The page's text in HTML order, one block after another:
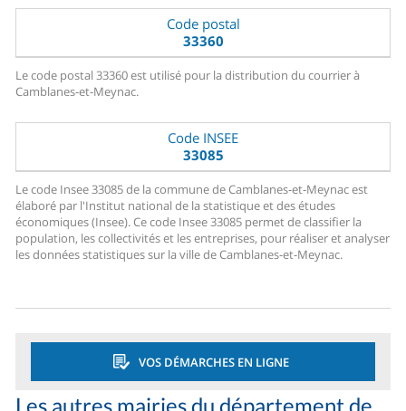
Code postal
33360
Le code postal 33360 est utilisé pour la distribution du courrier à
Camblanes-et-Meynac.
Code INSEE
33085
Le code Insee 33085 de la commune de Camblanes-et-Meynac est
élaboré par l'Institut national de la statistique et des études
économiques (Insee). Ce code Insee 33085 permet de classifier la
population, les collectivités et les entreprises, pour réaliser et analyser
les données statistiques sur la ville de Camblanes-et-Meynac.
VOS DÉMARCHES EN LIGNE
Les autres mairies du département de